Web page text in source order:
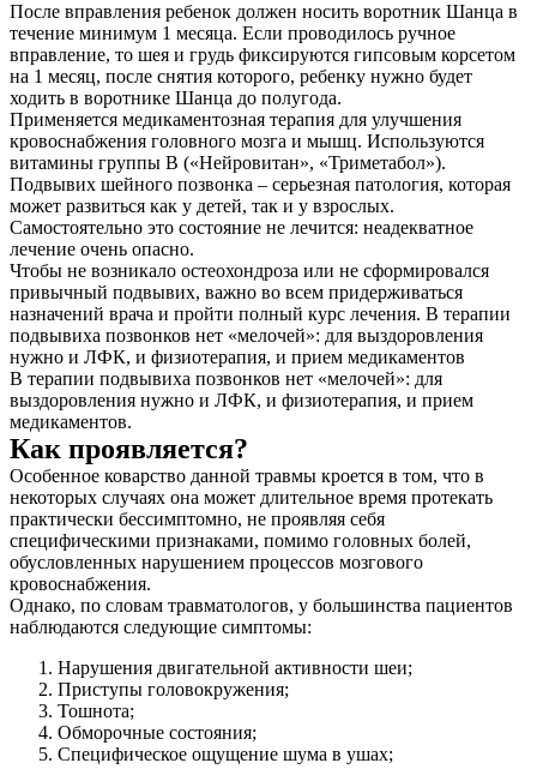
После вправления ребенок должен носить воротник Шанца в
течение минимум 1 месяца. Если проводилось ручное
вправление, то шея и грудь фиксируются гипсовым корсетом
на 1 месяц, после снятия которого, ребенку нужно будет
ходить в воротнике Шанца до полугода.
Применяется медикаментозная терапия для улучшения
кровоснабжения головного мозга и мышц. Используются
витамины группы B («Нейровитан», «Триметабол»).
Подвывих шейного позвонка – серьезная патология, которая
может развиться как у детей, так и у взрослых.
Самостоятельно это состояние не лечится: неадекватное
лечение очень опасно.
Чтобы не возникало остеохондроза или не сформировался
привычный подвывих, важно во всем придерживаться
назначений врача и пройти полный курс лечения. В терапии
подвывиха позвонков нет «мелочей»: для выздоровления
нужно и ЛФК, и физиотерапия, и прием медикаментов
В терапии подвывиха позвонков нет «мелочей»: для
выздоровления нужно и ЛФК, и физиотерапия, и прием
медикаментов.
Как проявляется?
Особенное коварство данной травмы кроется в том, что в
некоторых случаях она может длительное время протекать
практически бессимптомно, не проявляя себя
специфическими признаками, помимо головных болей,
обусловленных нарушением процессов мозгового
кровоснабжения.
Однако, по словам травматологов, у большинства пациентов
наблюдаются следующие симптомы:
Нарушения двигательной активности шеи;
Приступы головокружения;
Тошнота;
Обморочные состояния;
Специфическое ощущение шума в ушах;